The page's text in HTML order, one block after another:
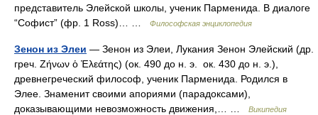
представитель Элейской школы, ученик Парменида. В диалоге
“Софист” (фр. 1 Ross)… …
Философская энциклопедия
Зенон из Элеи — Зенон из Элеи, Лукания Зенон Элейский (др.
греч. Ζήνων ὁ Ἐλεάτης) (ок. 490 до н. э. ок. 430 до н. э.),
древнегреческий философ, ученик Парменида. Родился в
Элее. Знаменит своими апориями (парадоксами),
доказывающими невозможность движения,… …
Википедия